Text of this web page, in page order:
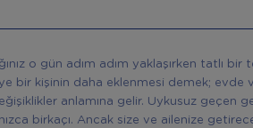
o gün adım adım yaklaşırken tatlı bir
bir kişinin daha eklenmesi demek; evde
anlamına gelir. Uykusuz geçen
birkaçı. Ancak size ve ailenize